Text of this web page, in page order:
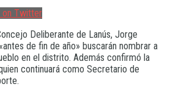
on Twitter
Deliberante de Lanús, Jorge
de fin de año» buscarán nombrar a
en el distrito. Además confirmó la
continuará como Secretario de